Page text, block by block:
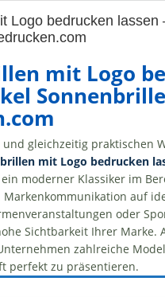
Logo bedrucken
mit Logo
gleichzeitig praktischen
mit Logo bedrucken
moderner Klassiker im
auf
oder
Sichtbarkeit Ihrer Marke.
zahlreiche
perfekt zu präsentieren.